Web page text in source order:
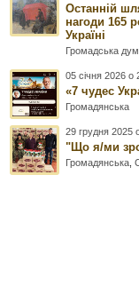
Останній
нагоди 165
Україні
Громадська
05 січня 2026 о
«7 чудес
Громадянська
29 грудня 2025
"Що я/ми
Громадянська ,